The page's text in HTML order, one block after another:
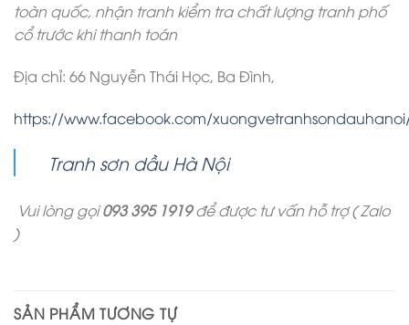
toàn quốc, nhận tranh kiểm tra chất lượng tranh phố
cổ trước khi thanh toán
Địa chỉ: 66 Nguyễn Thái Học, Ba Đình,
https://www.facebook.com/
Tranh sơn dầu Hà Nội
Vui lòng gọi093 395 1919để được tư vấn hỗ trợ ( Zalo
)
SẢN PHẨM TƯƠNG TỰ